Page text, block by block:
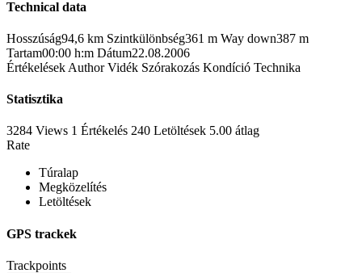
Technical data
Hosszúság94,6 km Szintkülönbség361 m Way down387 m
Tartam00:00 h:m Dátum22.08.2006
Értékelések Author Vidék Szórakozás Kondíció Technika
Statisztika
3284 Views 1 Értékelés 240 Letöltések 5.00 átlag
Rate
Túralap
Megközelítés
Letöltések
GPS trackek
Trackpoints